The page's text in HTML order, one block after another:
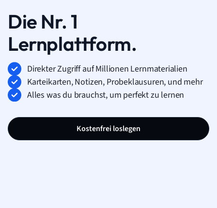
Die Nr. 1
Lernplattform.
Direkter Zugriff auf Millionen Lernmaterialien
Karteikarten, Notizen, Probeklausuren, und mehr
Alles was du brauchst, um perfekt zu lernen
Kostenfrei loslegen